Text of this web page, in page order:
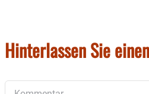
Hinterlassen Sie